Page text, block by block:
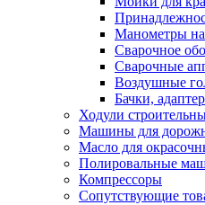
Манометры на
Сварочное
Сварочные
Воздушные
Бачки,
Ходули
Машины для
Масло для
Полировальные
Компрессоры
Сопутствующие